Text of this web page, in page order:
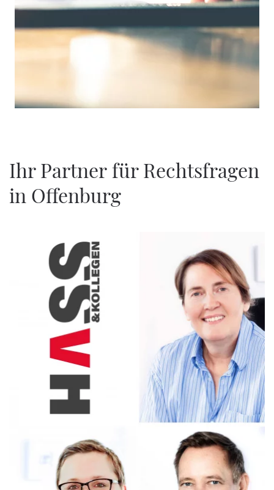
Ihr Partnerfür Rechtsfragen
in Offenburg